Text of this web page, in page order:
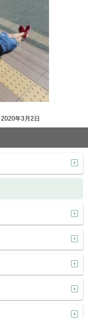
2020年3月2日